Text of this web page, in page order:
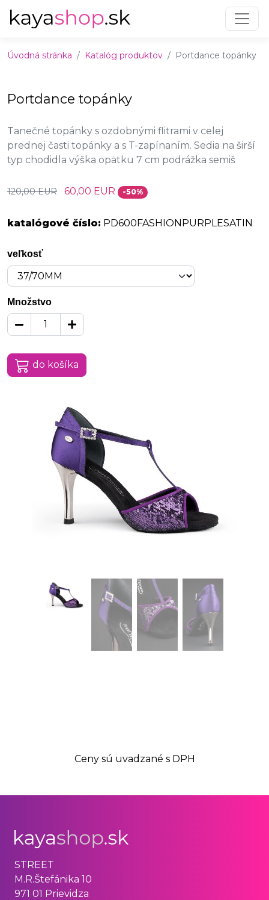
Úvodná stránka Katalóg produktov Portdance topánky
Portdance topánky
Tanečné topánky s ozdobnými flitrami v celej
prednej časti topánky a s T-zapínaním. Sedia na širší
typ chodidla výška opätku 7 cm podrážka semiš
120,00 EUR 60,00 EUR -50%
katalógové číslo: PD600FASHIONPURPLESATIN
veľkosť
Množstvo
do košíka
Ceny sú uvadzané s DPH
STREET
M.R.Štefánika 10
971 01 Prievidza